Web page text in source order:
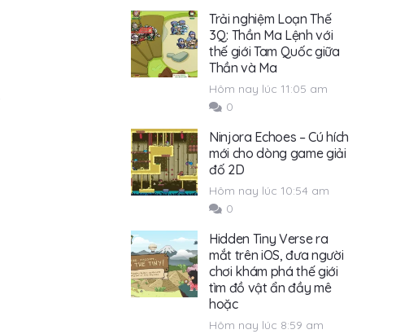
Trải nghiệm Loạn Thế
3Q: Thần Ma Lệnh với
thế giới Tam Quốc giữa
Thần và Ma
Hôm nay lúc 11:05 am
0
Ninjora Echoes – Cú hích
mới cho dòng game giải
đố 2D
Hôm nay lúc 10:54 am
0
Hidden Tiny Verse ra
mắt trên iOS, đưa người
chơi khám phá thế giới
tìm đồ vật ẩn đầy mê
hoặc
Hôm nay lúc 8:59 am